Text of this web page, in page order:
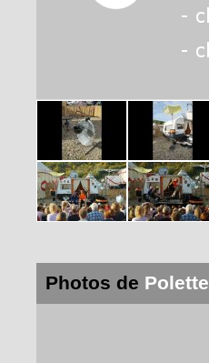
Photos de Polette